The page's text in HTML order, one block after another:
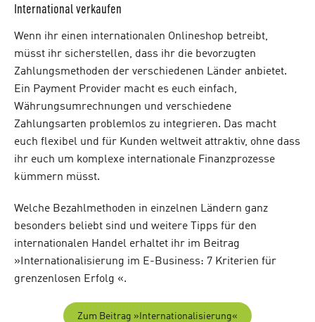
International verkaufen
Wenn ihr einen internationalen Onlineshop betreibt,
müsst ihr sicherstellen, dass ihr die bevorzugten
Zahlungsmethoden der verschiedenen Länder anbietet.
Ein Payment Provider macht es euch einfach,
Währungsumrechnungen und verschiedene
Zahlungsarten problemlos zu integrieren. Das macht
euch flexibel und für Kunden weltweit attraktiv, ohne dass
ihr euch um komplexe internationale Finanzprozesse
kümmern müsst.
Welche Bezahlmethoden in einzelnen Ländern ganz
besonders beliebt sind und weitere Tipps für den
internationalen Handel erhaltet ihr im Beitrag
»Internationalisierung im E-Business: 7 Kriterien für
grenzenlosen Erfolg «.
Zum Beitrag »Internationalisierung«